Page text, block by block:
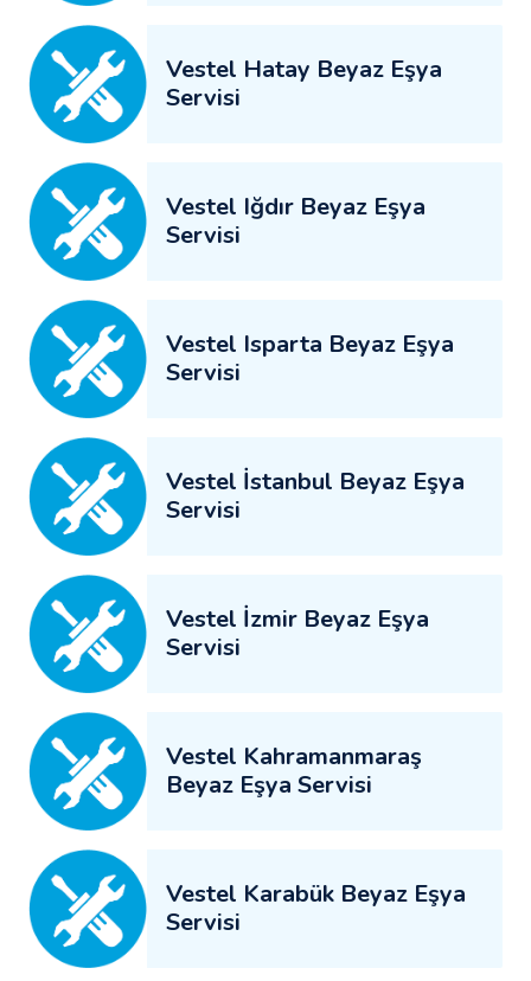
Vestel Hatay Beyaz Eşya
Servisi
Vestel Iğdır Beyaz Eşya
Servisi
Vestel Isparta Beyaz Eşya
Servisi
Vestel İstanbul Beyaz Eşya
Servisi
Vestel İzmir Beyaz Eşya
Servisi
Vestel Kahramanmaraş
Beyaz Eşya Servisi
Vestel Karabük Beyaz Eşya
Servisi